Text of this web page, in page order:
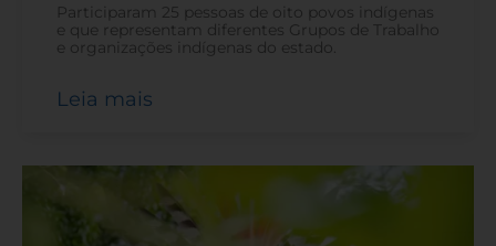
Participaram 25 pessoas de oito povos indígenas
e que representam diferentes Grupos de Trabalho
e organizações indígenas do estado.
Leia mais